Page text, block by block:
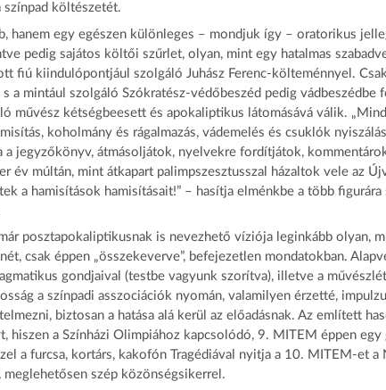
költészetét.
hanem egy egészen különleges – mondjuk így – oratorikus
pedig sajátos költői szűrlet, olyan, mint egy hatalmas
fiú kiindulópontjául szolgáló Juhász Ferenc-költeménnyel.
a mintául szolgáló Szókratész-védőbeszéd pedig vádbeszédbe
művész kétségbeesett és apokaliptikus látomásává válik.
koholmány és rágalmazás, vádemelés és csuklók
jegyzőkönyv, átmásoljátok, nyelvekre fordítjátok,
év múltán, mint átkapart palimpszesztusszal házaltok vele az
a hamisítások hamisításait!” – hasítja elménkbe a több
posztapokaliptikusnak is nevezhető víziója leginkább olyan,
csak éppen „összekeverve”, befejezetlen mondatokban.
gondjaival (testbe vagyunk szorítva), illetve a
a színpadi asszociációk nyomán, valamilyen érzetté,
biztosan a hatása alá kerül az előadásnak. Az említett
a Színházi Olimpiához kapcsolódó, 9. MITEM éppen egy
a furcsa, kortárs, kakofón Tragédiával nyitja a 10. MITEM-et a
meglehetősen szép közönségsikerrel.